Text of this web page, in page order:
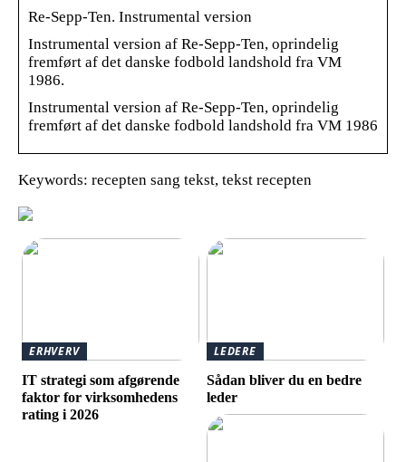
Re-Sepp-Ten. Instrumental version
Instrumental version af Re-Sepp-Ten, oprindelig
fremført af det danske fodbold landshold fra VM
1986.
Instrumental version af Re-Sepp-Ten, oprindelig
fremført af det danske fodbold landshold fra VM 1986
Keywords: recepten sang tekst, tekst recepten
ERHVERV
IT strategi som afgørende
faktor for virksomhedens
rating i 2026
LEDERE
Sådan bliver du en bedre
leder